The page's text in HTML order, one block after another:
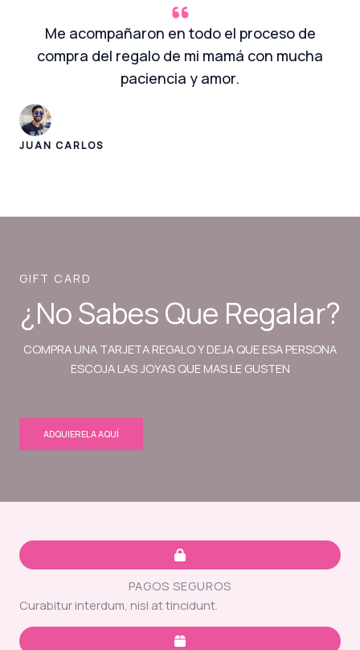
Me acompañaron en todo el proceso de
compra del regalo de mi mamá con mucha
paciencia y amor.
JUAN CARLOS
GIFT CARD
¿No Sabes Que Regalar?
COMPRA UNA TARJETA REGALO Y DEJA QUE ESA PERSONA
ESCOJA LAS JOYAS QUE MAS LE GUSTEN
ADQUIERELA AQUÍ
PAGOS SEGUROS
Curabitur interdum, nisl at tincidunt.